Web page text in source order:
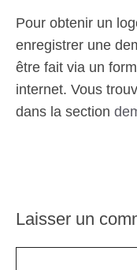
Pour obtenir un
enregistrer une
être fait via un
internet. Vous
dans la section
Laisser un